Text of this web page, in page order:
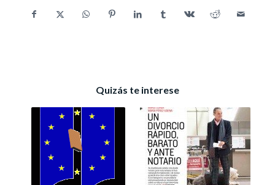
Quizás te interese